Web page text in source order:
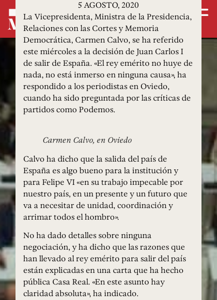
5 AGOSTO, 2020
La Vicepresidenta, Ministra de la Presidencia,
Relaciones con las Cortes y Memoria
Democrática, Carmen Calvo, se ha referido
este miércoles a la decisión de Juan Carlos I
de salir de España. «El rey emérito no huye de
nada, no está inmerso en ninguna causa», ha
respondido a los periodistas en Oviedo,
cuando ha sido preguntada por las críticas de
partidos como Podemos.
Carmen Calvo, en Oviedo
Calvo ha dicho que la salida del país de
España es algo bueno para la institución y
para Felipe VI «en su trabajo impecable por
nuestro país, en un presente y un futuro que
va a necesitar de unidad, coordinación y
arrimar todos el hombro».
No ha dado detalles sobre ninguna
negociación, y ha dicho que las razones que
han llevado al rey emérito para salir del país
están explicadas en una carta que ha hecho
pública Casa Real. «En este asunto hay
claridad absoluta», ha indicado.